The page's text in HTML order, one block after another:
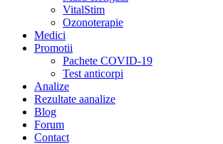
VitalStim
Ozonoterapie
Medici
Promotii
Pachete COVID-19
Test anticorpi
Analize
Rezultate aanalize
Blog
Forum
Contact